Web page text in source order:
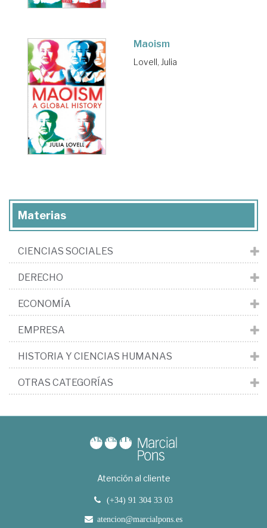
Maoism
Lovell, Julia
Materias
CIENCIAS SOCIALES
DERECHO
ECONOMÍA
EMPRESA
HISTORIA Y CIENCIAS HUMANAS
OTRAS CATEGORÍAS
Atención al cliente
(+34) 91 304 33 03
atencion@marcialpons.es